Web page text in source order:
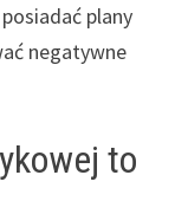
plany
negatywne
to